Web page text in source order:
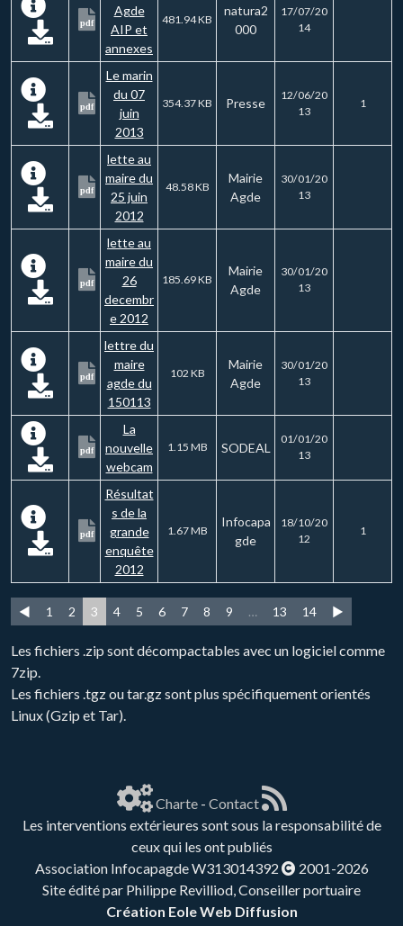
pdf
Agde
AIP et
annexes
481.94 KB
natura2
000
17/07/20
14
pdf
Le marin
du 07
juin
2013
354.37 KB Presse
12/06/20
13
1
pdf
lette au
maire du
25 juin
2012
48.58 KB
Mairie
Agde
30/01/20
13
pdf
lette au
maire du
26
decembr
e 2012
185.69 KB
Mairie
Agde
30/01/20
13
pdf
lettre du
maire
agde du
150113
102 KB
Mairie
Agde
30/01/20
13
pdf
La
nouvelle
webcam
1.15 MB SODEAL
01/01/20
13
pdf
Résultat
s de la
grande
enquête
2012
1.67 MB
Infocapa
gde
18/10/20
12
1
◄ 1 2 3 4 5 6 7 8 9 … 13 14 ►
Les fichiers .zip sont décompactables avec un logiciel comme
7zip.
Les fichiers .tgz ou tar.gz sont plus spécifiquement orientés
Linux (Gzip et Tar).
Charte- Contact
Les interventions extérieures sont sous la responsabilité de
ceux qui les ont publiés
Association Infocapagde W313014392
2001-2026
Site édité par Philippe Revilliod, Conseiller portuaire
Création Eole Web Diffusion